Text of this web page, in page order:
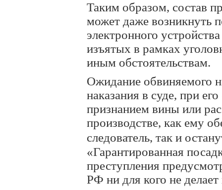
Таким образом, состав
может даже возникнуть
электронного
изъятых в рамках
иным обстоятельствам.
Ожидание обвиняемого
наказания в суде, при
признанием вины или
производстве, как ему
следователь, так и
«Гарантированная
преступления
РФ ни для кого не